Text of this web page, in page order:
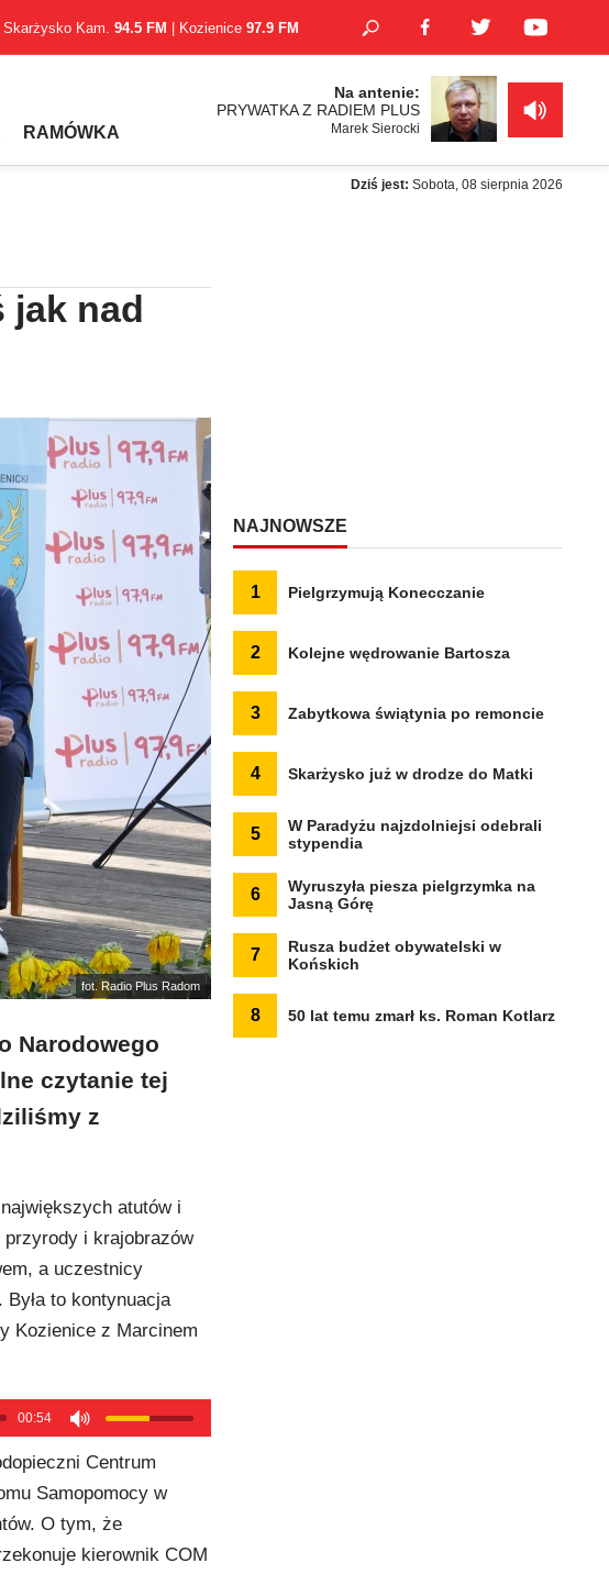
Skarżysko Kam. 94.5 FM | Kozienice 97.9 FM
RAMÓWKA
Na antenie:
PRYWATKA Z RADIEM PLUS
Marek Sierocki
Dziś jest: Sobota, 08 sierpnia 2026
jak nad
fot. Radio Plus Radom
Narodowego
czytanie tej
z
atutów i
i krajobrazów
a uczestnicy
to kontynuacja
Kozienice z Marcinem
00:54
Centrum
Samopomocy w
O tym, że
kierownik COM
NAJNOWSZE
1 Pielgrzymują Konecczanie
2 Kolejne wędrowanie Bartosza
3 Zabytkowa świątynia po remoncie
4 Skarżysko już w drodze do Matki
5
W Paradyżu najzdolniejsi odebrali
stypendia
6
Wyruszyła piesza pielgrzymka na
Jasną Górę
7
Rusza budżet obywatelski w
Końskich
8 50 lat temu zmarł ks. Roman Kotlarz